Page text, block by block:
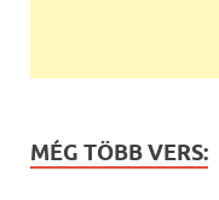
MÉG TÖBB VERS: